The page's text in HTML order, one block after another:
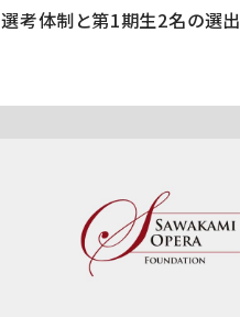
選考体制と第1期生2名の選出